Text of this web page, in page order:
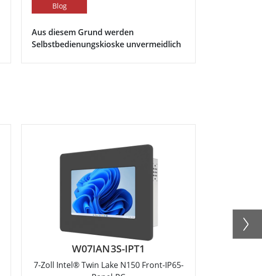
Blog
Aus diesem Grund werden
Selbstbedienungskioske unvermeidlich
W07IAN3S-IPT1
7-Zoll Intel® Twin Lake N150 Front-IP65-